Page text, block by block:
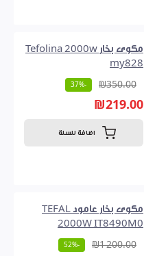
مكوى بخار Tefolina 2000w
my828
₪350.00
-37%
₪219.00
اضافة للسلة
مكوى بخار عامود TEFAL
2000W IT8490M0
₪1 200.00
-52%